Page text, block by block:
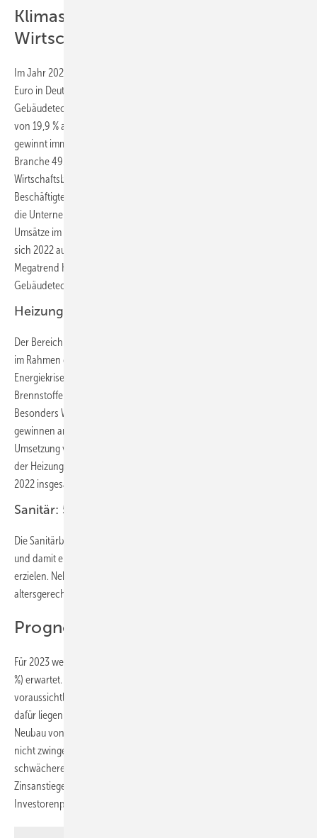
Klimaschutz beflügelt
Wirtschaftsbereich
Im Jahr 2022 lagen die Bauinvestitionen im Hochbau bei 308,6 Mrd.
Euro in Deutschland. Auf den Wirtschaftsbereich Haus- und
Gebäudetechnik entfällt mit 61,3 Mrd. Euro Inlandsumsatz ein Anteil
von 19,9 % am Hochbauvolumen. Die Haus- und Gebäudetechnik
gewinnt immer stärker an Bedeutung. Im Jahr 2022 ließen sich der
Branche 49.800 Unternehmen zuordnen. Die Beschäftigtenzahl im
Wirtschaftsbereich lag 2022 bei 543.000. Damit hat sich die
Beschäftigtenzahl im Wirtschaftsbereich erneut erhöht, während sich
die Unternehmensanzahl leicht rückläufig entwickelte. Die weltweiten
Umsätze im Gesamtmarkt der Haus- und Gebäudetechnik beliefen
sich 2022 auf 74,3 Mrd. Euro (Inland: 61,3; Ausland: 13 Mrd. Euro). Der
Megatrend Klimaschutz und die Nachfrage nach komplexer
Gebäudetechnik beflügeln den Wirtschaftsbereich.
Heizung und Lüftung: Lieferengpässe bremsen
Der Bereich Heizung und Lüftung profitierte von staatlicher Förderung
im Rahmen des Klimapakets bei den Bestandsmaßnahmen. Die
Energiekrise und der Wille nach mehr Unabhängigkeit von fossilen
Brennstoffen verstärkten den Trend zu erneuerbaren Energien.
Besonders Wärmepumpen und Solarthermie sowie Biomasse
gewinnen anhaltend an Marktanteilen. Lieferengpässe verzögern die
Umsetzung von Projekten und wirken sich negativ aus. Die Umsätze in
der Heizungs-, Kälte-, Klima- und Lüftungsbranche erreichten im Jahr
2022 insgesamt ca. 46,9 Mrd. Euro.
Sanitär: 5,3 % Steigerung gegenüber Vorjahr
Die Sanitärbranche konnte 2022 einen Umsatz von 27,4 Mrd. Euro
und damit eine Steigerung um 5,3 Prozent gegenüber dem Vorjahr
erzielen. Neben der Sanierung alter Bäder lag vor allem die
altersgerechte und barrierefrei Ausstattung im Trend.
Prognose für 2023
Für 2023 werden steigende Umsätze in Höhe von 77,7 Mrd. Euro (+4,5
%) erwartet. Allerdings wird das Umsatzwachstum in 2023
voraussichtlich schwächer ausfallen als im Jahr 2022. Die Gründe
dafür liegen insbesondere in der konjunkturellen Abkühlung im
Neubau von Ein- und Zweifamilienhäusern. Auch der Aufschub von
nicht zwingend notwendigen Sanierungen im Bad führt zu einer
schwächeren Nachfrage. Gestiegene Preise für Baumaterialien und
Zinsanstiege drosseln die Neubauvorhaben merklich. Gleiches gilt für
Investorenprojekte im Inland.